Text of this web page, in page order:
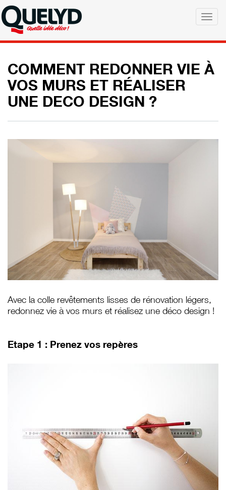
Skip
to
main
content
COMMENT REDONNER VIE À
VOS MURS ET RÉALISER
UNE DECO DESIGN ?
Avec la colle revêtements lisses de rénovation légers,
redonnez vie à vos murs et réalisez une déco design !
Etape 1 : Prenez vos repères